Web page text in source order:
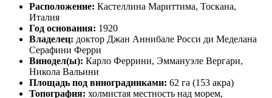
Расположение: Кастеллина Мариттима, Тоскана,
Италия
Год основания: 1920
Владелец: доктор Джан Аннибале Росси ди Меделана
Серафини Ферри
Винодел(ы): Карло Феррини, Эммануэле Вергари,
Никола Вальини
Площадь под виноградниками: 62 га (153 акра)
Топография: холмистая местность над морем,